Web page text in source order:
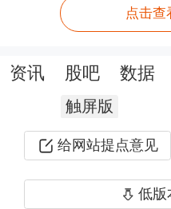
值得注意的是，
增速低于预期，
记者注意到，截
父”赵丹阳旗下
点击查
资讯 股吧 数据
触屏版
给网站提点意见
低版